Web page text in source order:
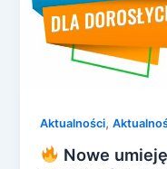
Aktualności,
Nowe